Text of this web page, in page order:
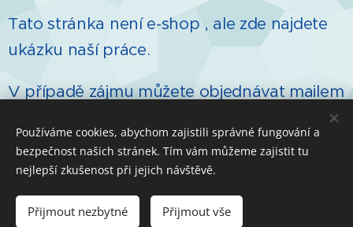
Tato stránka není e-shop , ale zde najdete
ukázku naší práce.
V případě zájmu můžete objednávat mailem
Používáme cookies, abychom zajistili správné fungování a
bezpečnost našich stránek. Tím vám můžeme zajistit tu
nejlepší zkušenost při jejich návštěvě.
Přijmout nezbytné Přijmout vše